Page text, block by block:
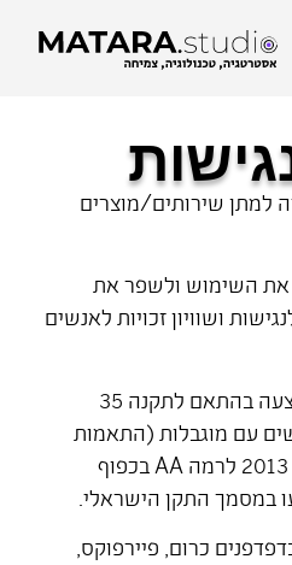
למתן שירותים/מוצרים
את השימוש ולשפר את
ושוויון זכויות לאנשים
התאמת הנגישות שלנו בוצעה בהתאם לתקנה 35
עם מוגבלות (התאמות
נגישות לשירות) התשע"ג 2013 לרמה AA בכפוף
במסמך התקן הישראלי.
כרום, פיירפוקס,